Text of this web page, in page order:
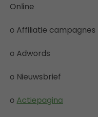
Online
o Affiliatie campagnes
o Adwords
o Nieuwsbrief
o Actiepagina